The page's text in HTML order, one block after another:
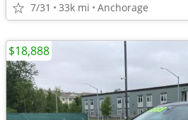
7/31 33k mi Anchorage
$18,888